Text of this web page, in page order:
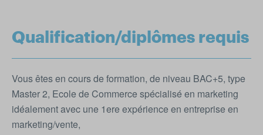
Qualification/diplômes requis
Vous êtes en cours de formation, de niveau BAC+5, type
Master 2, Ecole de Commerce spécialisé en marketing
idéalement avec une 1ere expérience en entreprise en
marketing/vente,